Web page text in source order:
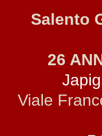
Salento
26
Viale